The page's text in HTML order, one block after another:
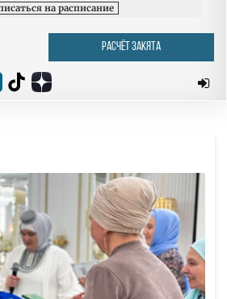
на расписание
РАСЧЁТ ЗАКЯТА